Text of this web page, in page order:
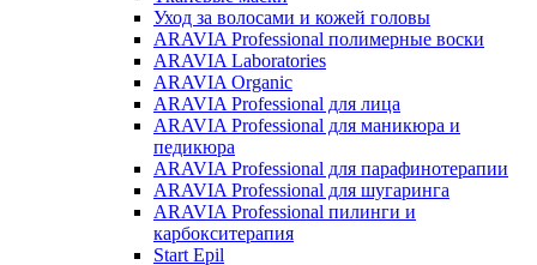
Уход за волосами и кожей головы
ARAVIA Professional полимерные воски
ARAVIA Laboratories
ARAVIA Organic
ARAVIA Professional для лица
ARAVIA Professional для маникюра и
педикюра
ARAVIA Professional для парафинотерапии
ARAVIA Professional для шугаринга
ARAVIA Professional пилинги и
карбокситерапия
Start Epil